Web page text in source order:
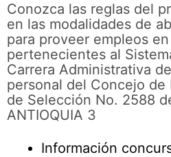
Conozca las reglas del
en las modalidades de
para proveer empleos
pertenecientes al
Carrera Administrativa
personal del Concejo de
de Selección No. 2588
ANTIOQUIA 3
Información